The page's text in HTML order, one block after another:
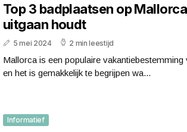
Top 3 badplaatsen op
uitgaan houdt
5 mei 2024 2 min leestijd
Mallorca is een populaire
en het is gemakkelijk te begrijpen wa...
Informatief